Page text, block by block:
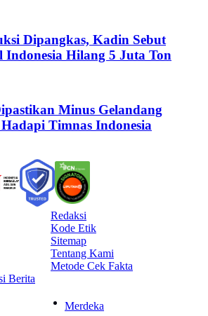
Dipangkas, Kadin Sebut
Indonesia Hilang 5 Juta Ton
Minus Gelandang
Timnas Indonesia
Redaksi
Kode Etik
Sitemap
Tentang Kami
Metode Cek Fakta
Berita
Merdeka